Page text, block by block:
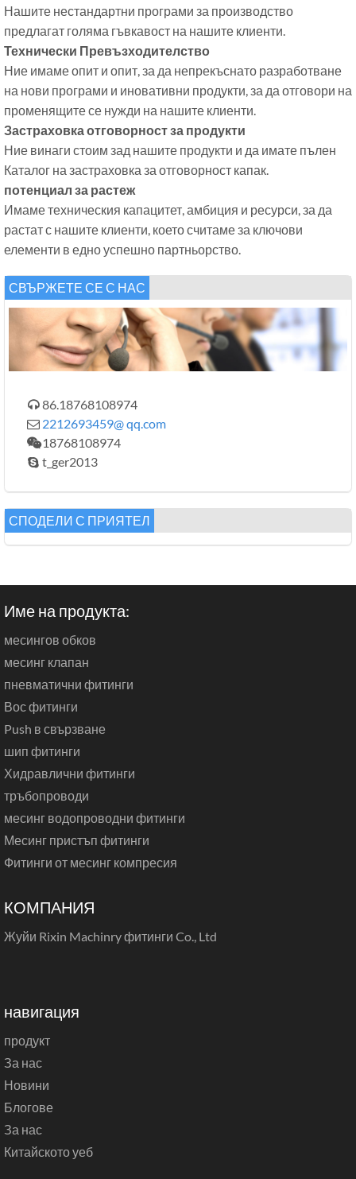
Нашите нестандартни програми за производство
предлагат голяма гъвкавост на нашите клиенти.
Технически Превъзходителство
Ние имаме опит и опит, за да непрекъснато разработване
на нови програми и иновативни продукти, за да отговори на
променящите се нужди на нашите клиенти.
Застраховка отговорност за продукти
Ние винаги стоим зад нашите продукти и да имате пълен
Каталог на застраховка за отговорност капак.
потенциал за растеж
Имаме техническия капацитет, амбиция и ресурси, за да
растат с нашите клиенти, което считаме за ключови
елементи в едно успешно партньорство.
СВЪРЖЕТЕ СЕ С НАС
 86.18768108974
 2212693459@ qq.com
18768108974
 t_ger2013
СПОДЕЛИ С ПРИЯТЕЛ
Име на продукта:
месингов обков
месинг клапан
пневматични фитинги
Вос фитинги
Push в свързване
шип фитинги
Хидравлични фитинги
тръбопроводи
месинг водопроводни фитинги
Месинг пристъп фитинги
Фитинги от месинг компресия
КОМПАНИЯ
Жуйи Rixin Machinry фитинги Co., Ltd
навигация
продукт
За нас
Новини
Блогове
За нас
Китайското уеб